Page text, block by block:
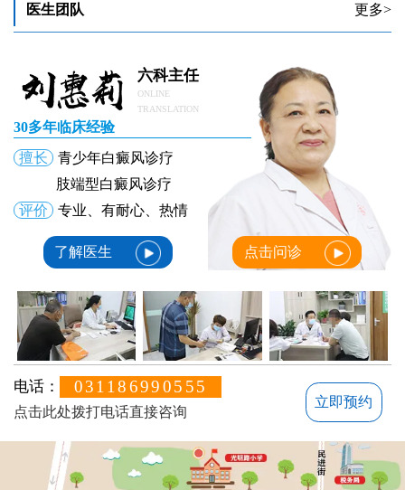
白癜风做激光治疗时会有灼热感吗？
医生团队 更多>
六科主任
ONLINE
TRANSLATION
30多年临床经验
擅长
青少年白癜风诊疗
肢端型白癜风诊疗
评价
专业、有耐心、热情
了解医生 点击问诊
电话： 031186990555
点击此处拨打电话直接咨询
立即预约